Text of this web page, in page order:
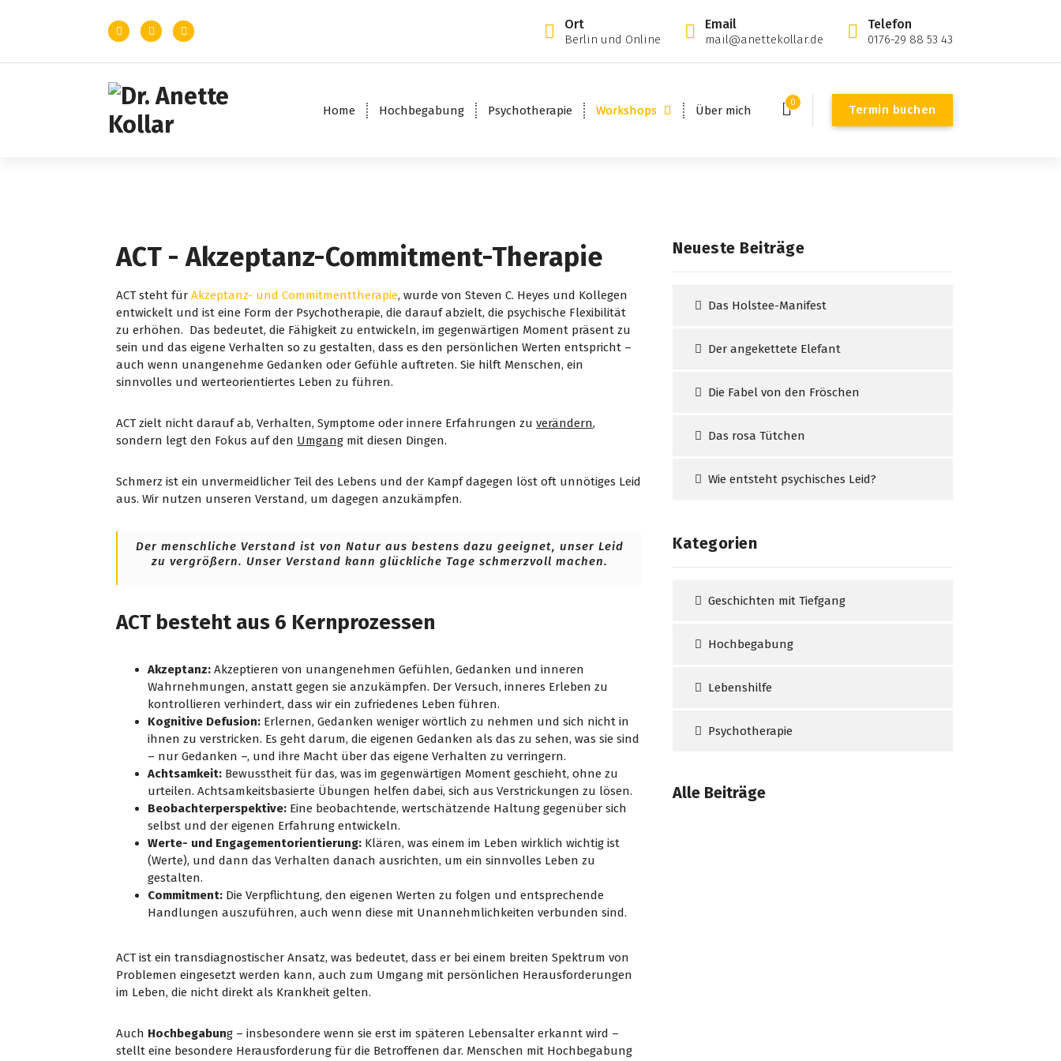
Ort
Berlin und Online
Email
mail@anettekollar.de
Telefon
0176-29 88 53 43
Home Hochbegabung Psychotherapie Workshops Über mich
0
Termin buchen
ACT - Akzeptanz-Commitment-Therapie
ACT steht für Akzeptanz- und Commitmenttherapie, wurde von Steven C. Heyes und Kollegen
entwickelt und ist eine Form der Psychotherapie, die darauf abzielt, die psychische Flexibilität
zu erhöhen. Das bedeutet, die Fähigkeit zu entwickeln, im gegenwärtigen Moment präsent zu
sein und das eigene Verhalten so zu gestalten, dass es den persönlichen Werten entspricht –
auch wenn unangenehme Gedanken oder Gefühle auftreten. Sie hilft Menschen, ein
sinnvolles und werteorientiertes Leben zu führen.
ACT zielt nicht darauf ab, Verhalten, Symptome oder innere Erfahrungen zu verändern,
sondern legt den Fokus auf den Umgang mit diesen Dingen.
Schmerz ist ein unvermeidlicher Teil des Lebens und der Kampf dagegen löst oft unnötiges Leid
aus. Wir nutzen unseren Verstand, um dagegen anzukämpfen.
Der menschliche Verstand ist von Natur aus bestens dazu geeignet, unser Leid
zu vergrößern. Unser Verstand kann glückliche Tage schmerzvoll machen.
ACT besteht aus 6 Kernprozessen
Akzeptanz: Akzeptieren von unangenehmen Gefühlen, Gedanken und inneren
Wahrnehmungen, anstatt gegen sie anzukämpfen. Der Versuch, inneres Erleben zu
kontrollieren verhindert, dass wir ein zufriedenes Leben führen.
Kognitive Defusion: Erlernen, Gedanken weniger wörtlich zu nehmen und sich nicht in
ihnen zu verstricken. Es geht darum, die eigenen Gedanken als das zu sehen, was sie sind
– nur Gedanken –, und ihre Macht über das eigene Verhalten zu verringern.
Achtsamkeit: Bewusstheit für das, was im gegenwärtigen Moment geschieht, ohne zu
urteilen. Achtsamkeitsbasierte Übungen helfen dabei, sich aus Verstrickungen zu lösen.
Beobachterperspektive: Eine beobachtende, wertschätzende Haltung gegenüber sich
selbst und der eigenen Erfahrung entwickeln.
Werte- und Engagementorientierung: Klären, was einem im Leben wirklich wichtig ist
(Werte), und dann das Verhalten danach ausrichten, um ein sinnvolles Leben zu
gestalten.
Commitment: Die Verpflichtung, den eigenen Werten zu folgen und entsprechende
Handlungen auszuführen, auch wenn diese mit Unannehmlichkeiten verbunden sind.
ACT ist ein transdiagnostischer Ansatz, was bedeutet, dass er bei einem breiten Spektrum von
Problemen eingesetzt werden kann, auch zum Umgang mit persönlichen Herausforderungen
im Leben, die nicht direkt als Krankheit gelten.
Auch Hochbegabung – insbesondere wenn sie erst im späteren Lebensalter erkannt wird –
stellt eine besondere Herausforderung für die Betroffenen dar. Menschen mit Hochbegabung
Neueste Beiträge
Das Holstee-Manifest
Der angekettete Elefant
Die Fabel von den Fröschen
Das rosa Tütchen
Wie entsteht psychisches Leid?
Kategorien
Geschichten mit Tiefgang
Hochbegabung
Lebenshilfe
Psychotherapie
Alle Beiträge